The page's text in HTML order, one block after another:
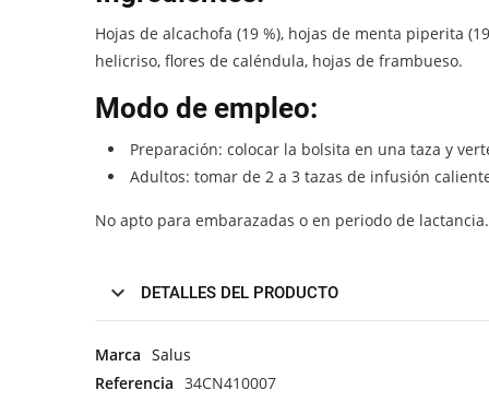
Hojas de alcachofa (19 %), hojas de menta piperita
helicriso, flores de caléndula, hojas de frambueso.
Modo de empleo:
Preparación: colocar la bolsita en una taza y
Adultos: tomar de 2 a 3 tazas de infusión
No apto para embarazadas o en periodo de lactancia.
DETALLES DEL PRODUCTO
Marca Salus
Referencia 34CN410007